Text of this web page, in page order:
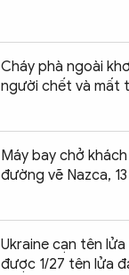
Cháy phà ngoài
người chết và mất
Máy bay chở
đường vẽ Nazca,
Ukraine cạn tên
được 1/27 tên lửa